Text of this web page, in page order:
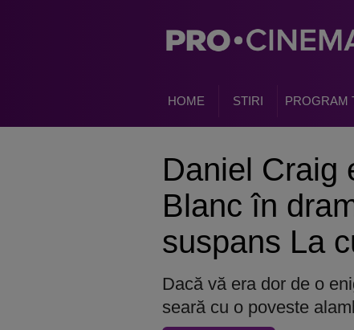
HOME STIRI PROGRAM
Daniel Craig
Blanc în
suspans La
Dacă vă era dor de o
seară cu o poveste